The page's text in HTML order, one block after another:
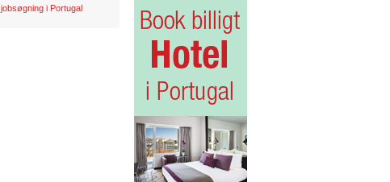
jobsøgning i Portugal